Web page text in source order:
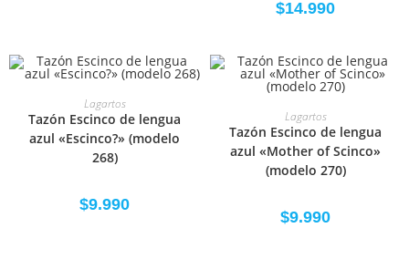
$14.990
SELECCIONAR OPCIONES
Lagartos
Tazón Escinco de lengua
azul «Escinco?» (modelo
268)
$9.990
SELECCIONAR OPCIONES
Lagartos
Tazón Escinco de lengua
azul «Mother of Scinco»
(modelo 270)
$9.990